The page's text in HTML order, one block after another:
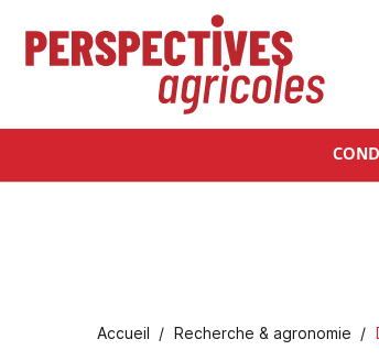
Aller au contenu principal
Fil d'Ariane
Accueil Recherche & agronomie